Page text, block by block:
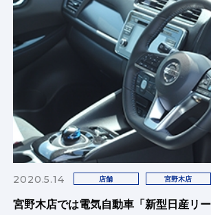
2020.5.14 店舗 宮野木店
宮野木店では電気自動車「新型日産リ